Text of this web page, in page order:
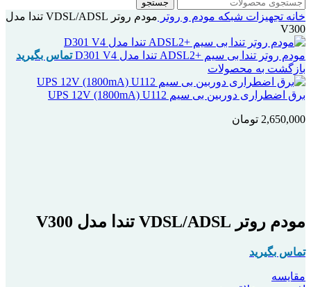
جستجو
خانه تجهیزات شبکه مودم و روتر
مودم روتر VDSL/ADSL تندا مدل
V300
مودم روتر تندا بی سیم +ADSL2 تندا مدل D301 V4
تماس بگیرید
بازگشت به محصولات
برق اضطراری دوربین بی سیم UPS 12V (1800mA) U112
2,650,000 تومان
مودم روتر VDSL/ADSL تندا مدل V300
تماس بگیرید
مقایسه